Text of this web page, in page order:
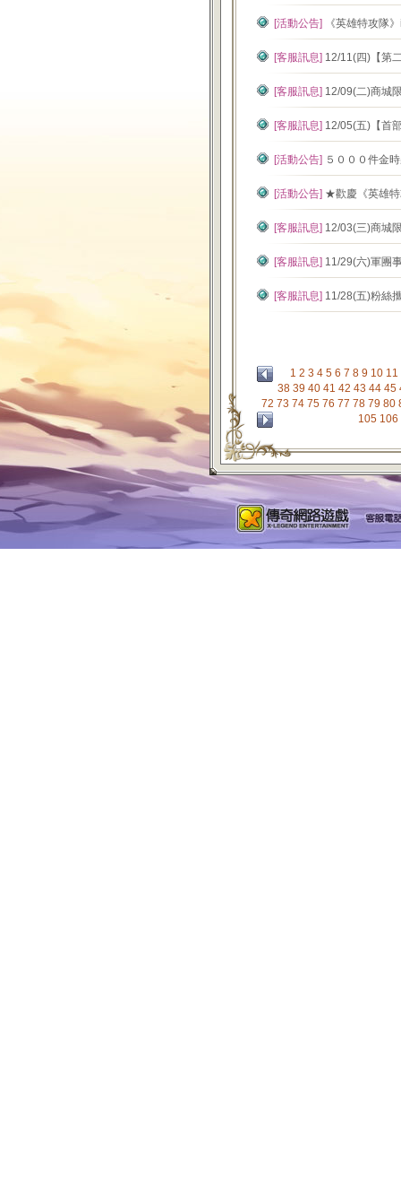
[活動公告] 《英雄特攻隊
[客服訊息] 12/11(四)【第
[客服訊息] 12/09(二)商城
[客服訊息] 12/05(五)【首
[活動公告] ５０００件金
[活動公告] ★歡慶《英雄特
[客服訊息] 12/03(三)商城
[客服訊息] 11/29(六)軍團
[客服訊息] 11/28(五)粉絲
1 2 3 4 5 6 7 8 9 10 11
38 39 40 41 42 43 44 45
72 73 74 75 76 77 78 79 80
105 106